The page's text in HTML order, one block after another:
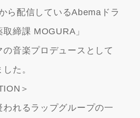
ら配信しているAbemaドラ
締課 MOGURA」
の音楽プロデュースとして
た。
＞
われるラップグループの一